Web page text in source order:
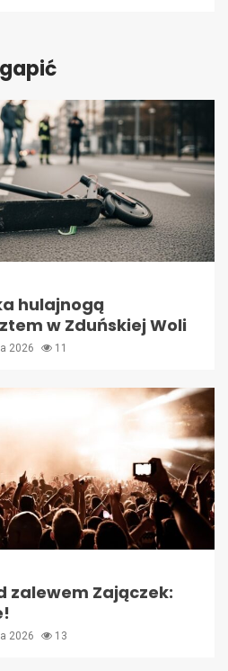
hulajnogą
w Zduńskiej Woli
2026 11
zalewem Zajączek:
2026 13